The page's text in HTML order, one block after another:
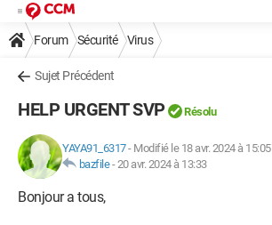
Forum Sécurité Virus
Sujet Précédent
HELP URGENT SVP Résolu
YAYA91_6317- Modifié le 18 avr. 2024 à 15:05
bazfile-20 avr. 2024 à 13:33
Bonjour a tous,